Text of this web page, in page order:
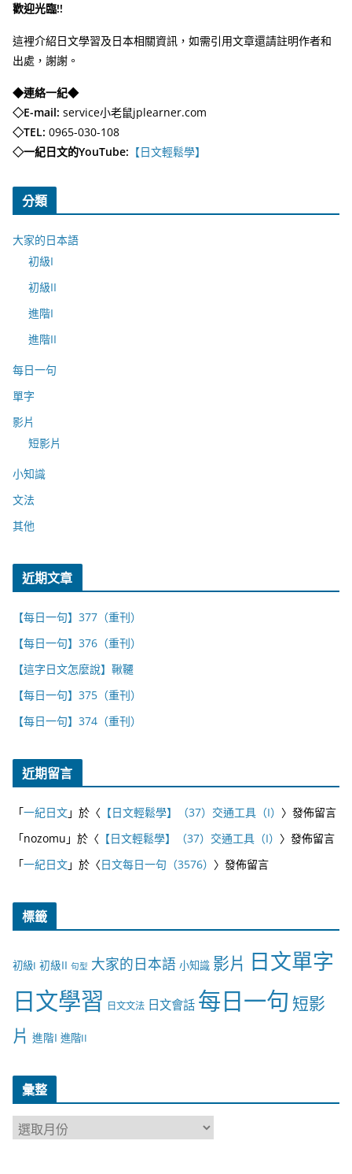
歡迎光臨!!
這裡介紹日文學習及日本相關資訊，如需引用文章還請註明作者和
出處，謝謝。
◆連絡一紀◆
◇E-mail: service小老鼠jplearner.com
◇TEL: 0965-030-108
◇一紀日文的YouTube: 【日文輕鬆學】
分類
大家的日本語
初級I
初級II
進階I
進階II
每日一句
單字
影片
短影片
小知識
文法
其他
近期文章
【每日一句】377（重刊）
【每日一句】376（重刊）
【這字日文怎麼說】鞦韆
【每日一句】375（重刊）
【每日一句】374（重刊）
近期留言
「一紀日文」於〈 【日文輕鬆學】（37）交通工具（I） 〉發佈留言
「nozomu 」於〈 【日文輕鬆學】（37）交通工具（I） 〉發佈留言
「一紀日文」於〈日文每日一句（3576） 〉發佈留言
標籤
初級I 初級II 句型 大家的日本語 小知識 影片 日文單字
日文學習 日文文法 日文會話 每日一句 短影
片 進階I 進階II
彙整
彙